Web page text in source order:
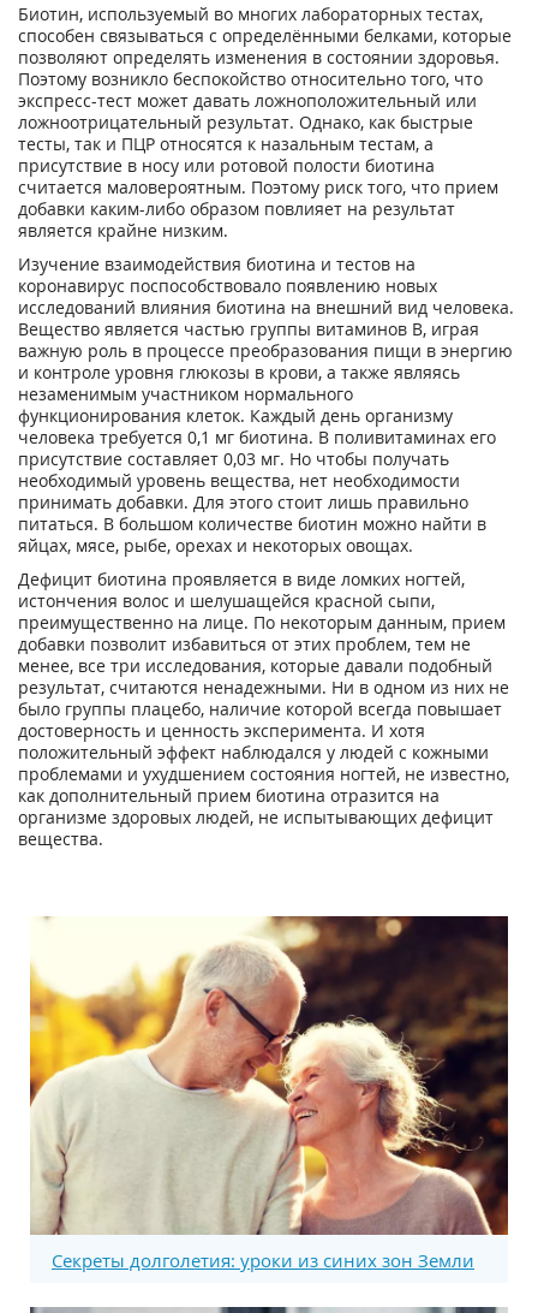
Биотин, используемый во многих лабораторных тестах,
способен связываться с определёнными белками, которые
позволяют определять изменения в состоянии здоровья.
Поэтому возникло беспокойство относительно того, что
экспресс-тест может давать ложноположительный или
ложноотрицательный результат. Однако, как быстрые
тесты, так и ПЦР относятся к назальным тестам, а
присутствие в носу или ротовой полости биотина
считается маловероятным. Поэтому риск того, что прием
добавки каким-либо образом повлияет на результат
является крайне низким.
Изучение взаимодействия биотина и тестов на
коронавирус поспособствовало появлению новых
исследований влияния биотина на внешний вид человека.
Вещество является частью группы витаминов В, играя
важную роль в процессе преобразования пищи в энергию
и контроле уровня глюкозы в крови, а также являясь
незаменимым участником нормального
функционирования клеток. Каждый день организму
человека требуется 0,1 мг биотина. В поливитаминах его
присутствие составляет 0,03 мг. Но чтобы получать
необходимый уровень вещества, нет необходимости
принимать добавки. Для этого стоит лишь правильно
питаться. В большом количестве биотин можно найти в
яйцах, мясе, рыбе, орехах и некоторых овощах.
Дефицит биотина проявляется в виде ломких ногтей,
истончения волос и шелушащейся красной сыпи,
преимущественно на лице. По некоторым данным, прием
добавки позволит избавиться от этих проблем, тем не
менее, все три исследования, которые давали подобный
результат, считаются ненадежными. Ни в одном из них не
было группы плацебо, наличие которой всегда повышает
достоверность и ценность эксперимента. И хотя
положительный эффект наблюдался у людей с кожными
проблемами и ухудшением состояния ногтей, не известно,
как дополнительный прием биотина отразится на
организме здоровых людей, не испытывающих дефицит
вещества.
Секреты долголетия: уроки из синих зон Земли